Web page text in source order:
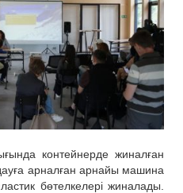
контейнерде жиналған
арналған арнайы машина
бөтелкелері жиналады.